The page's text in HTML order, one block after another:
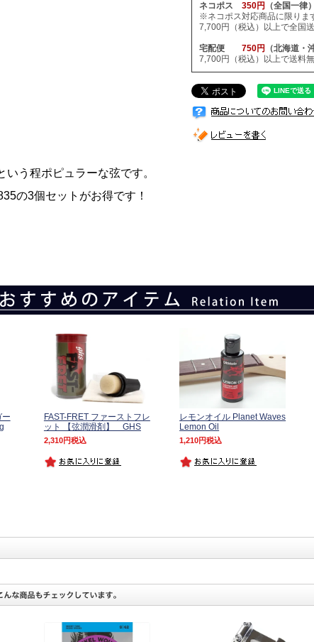
ネコポス 350円
（全国一律）
※ネコポス対応商品に限りま
7,700円（税込）以上で全国
宅配便 750円 （北海道・
7,700円（税込）以上で送料
う程ポピュラーな弦です。
の3個セットがお得です！
ー
FAST-FRET ファーストフレ
ット 【弦潤滑剤】 GHS
2,310 税込
レモンオイル Planet Waves
Lemon Oil
1,210 税込